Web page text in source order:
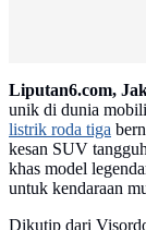
Liputan6.com,
unik di dunia
listrik roda tiga
kesan SUV
khas model
untuk kendaraan
Dikutip dari